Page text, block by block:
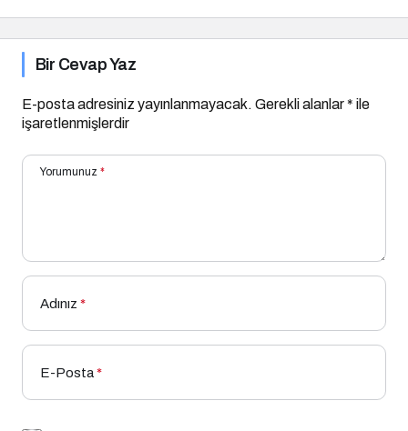
Bir Cevap Yaz
E-posta adresiniz yayınlanmayacak. Gerekli alanlar* ile
işaretlenmişlerdir
Yorumunuz *
Adınız *
E-Posta*